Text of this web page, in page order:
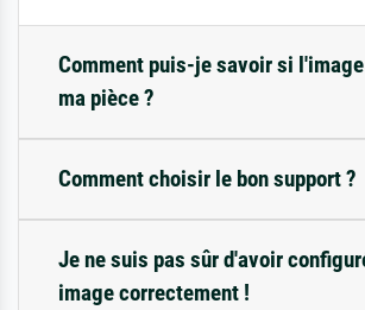
Comment puis-je savoir si
ma pièce ?
Comment choisir le bon support ?
Je ne suis pas sûr d'avoir
image correctement !